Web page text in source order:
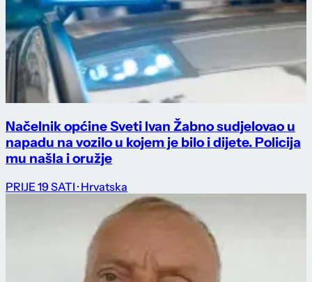
Načelnik općine Sveti Ivan Žabno sudjelovao u
napadu na vozilo u kojem je bilo i dijete. Policija
mu našla i oružje
PRIJE 19 SATI · Hrvatska